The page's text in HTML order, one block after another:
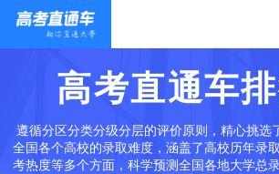
高考直通车
遵循分区分类分级分层的评价原则，精心挑选
全国各个高校的录取难度，涵盖了高校历年录
考热度等多个方面，科学预测全国各地大学总